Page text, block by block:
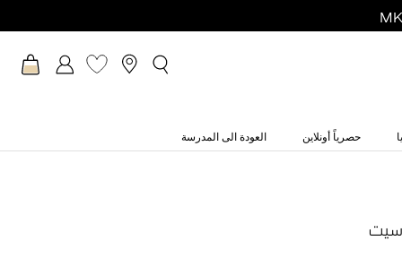
حصرياً أونلاين العودة الى المدرسة
سيت